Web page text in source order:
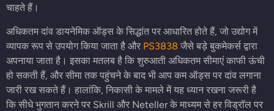
चाहते हैं।
अधिकतम दांव डायनेमिक ऑड्स के सिद्धांत पर आधारित होते हैं, जो उद्योग में
व्यापक रूप से उपयोग किया जाता है और PS3838 जैसे बड़े बुकमेकर्स द्वारा
अपनाया जाता है। इसका मतलब है कि शुरुआती अधिकतम सीमाएं काफी ऊंची
हो सकती हैं, और सीमा तक पहुंचने के बाद भी आप कम ऑड्स पर दांव लगाना
जारी रख सकते हैं। हालांकि, निकासी के मामले में यह ध्यान रखना जरूरी है
कि सीधे भुगतान करने पर Skrill और Neteller के माध्यम से हर विड्रॉल पर